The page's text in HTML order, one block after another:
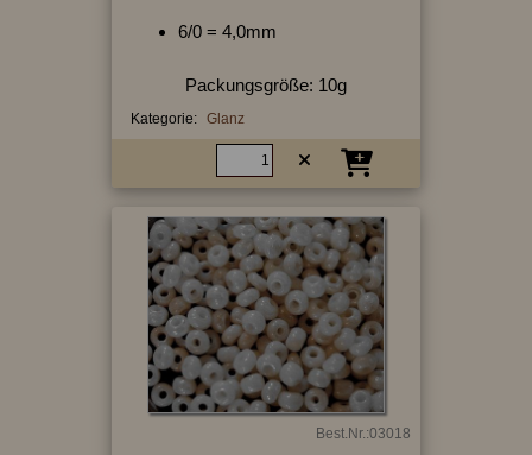
6/0 = 4,0mm
Packungsgröße: 10g
Kategorie: Glanz
Best.Nr.:03018